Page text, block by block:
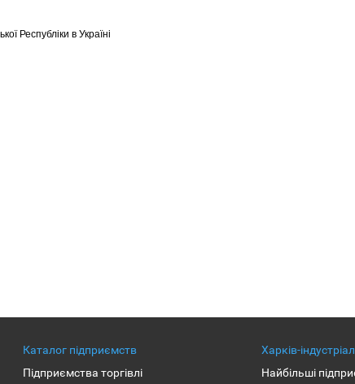
Республіки в Україні
Каталог підприємств
Підприємства торгівлі
Харків-
Найбільші